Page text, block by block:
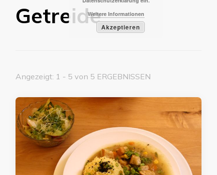
Getreide
Angezeigt: 1 - 5 von 5 ERGEBNISSEN
Weitere Informationen
Akzeptieren